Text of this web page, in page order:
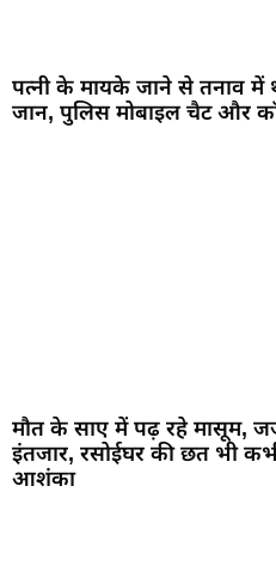
पत्नी के मायके जाने से तनाव
जान, पुलिस मोबाइल चैट और
मौत के साए में पढ़ रहे मासूम,
इंतजार, रसोईघर की छत भी
आशंका